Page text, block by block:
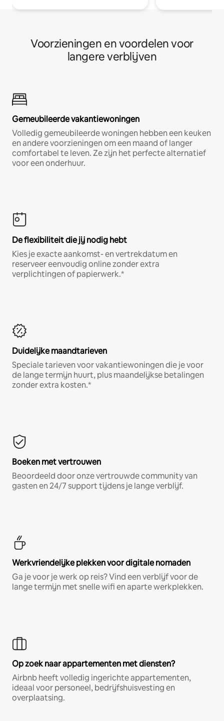
Voorzieningen en voordelen voor
langere verblijven
Gemeubileerde vakantiewoningen
Volledig gemeubileerde woningen hebben een keuken
en andere voorzieningen om een maand of langer
comfortabel te leven. Ze zijn het perfecte alternatief
voor een onderhuur.
De flexibiliteit die jij nodig hebt
Kies je exacte aankomst- en vertrekdatum en
reserveer eenvoudig online zonder extra
verplichtingen of papierwerk.*
Duidelijke maandtarieven
Speciale tarieven voor vakantiewoningen die je voor
de lange termijn huurt, plus maandelijkse betalingen
zonder extra kosten.*
Boeken met vertrouwen
Beoordeeld door onze vertrouwde community van
gasten en 24/7 support tijdens je lange verblijf.
Werkvriendelijke plekken voor digitale nomaden
Ga je voor je werk op reis? Vind een verblijf voor de
lange termijn met snelle wifi en aparte werkplekken.
Op zoek naar appartementen met diensten?
Airbnb heeft volledig ingerichte appartementen,
ideaal voor personeel, bedrijfshuisvesting en
overplaatsing.